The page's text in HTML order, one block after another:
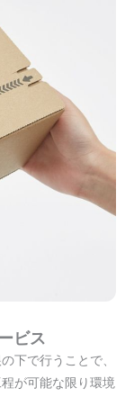
ビス
下で行うことで、
が可能な限り環境